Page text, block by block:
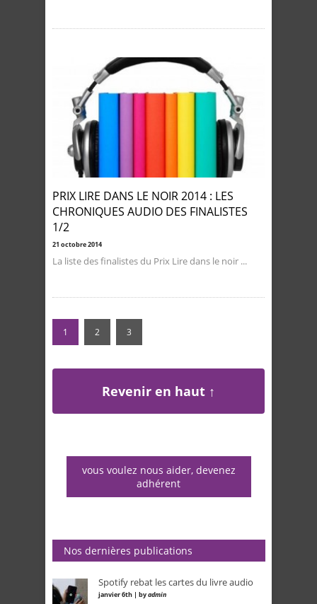
PRIX LIRE DANS LE NOIR 2014 : LES
CHRONIQUES AUDIO DES FINALISTES
1/2
21 octobre 2014
La liste des finalistes du Prix Lire dans le noir ...
1 2 3
Revenir en haut ↑
vous voulez nous aider, devenez
adhérent
Nos dernières publications
Spotify rebat les cartes du livre audio
janvier 6th | byadmin